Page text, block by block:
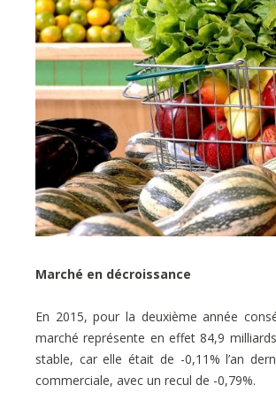
Marché en décroissance
En 2015, pour la deuxième année
marché représente en effet 84,9
stable, car elle était de -0,11% l’an
commerciale, avec un recul de -0,79%.